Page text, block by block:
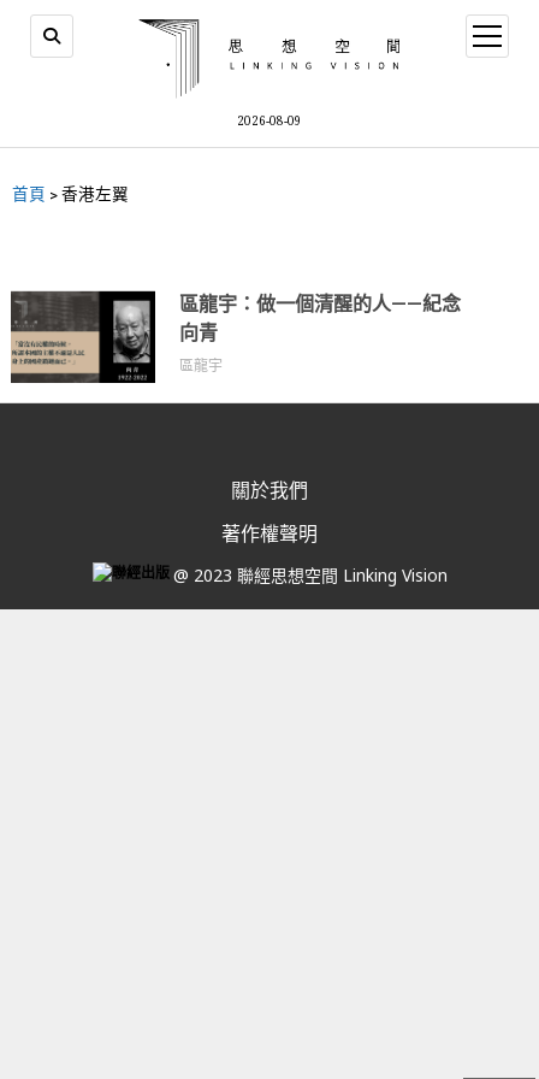
2026-08-09
首頁 >香港左翼
區龍宇：做一個清醒的人——紀念
向青
區龍宇
關於我們
著作權聲明
@ 2023 聯經思想空間 Linking Vision